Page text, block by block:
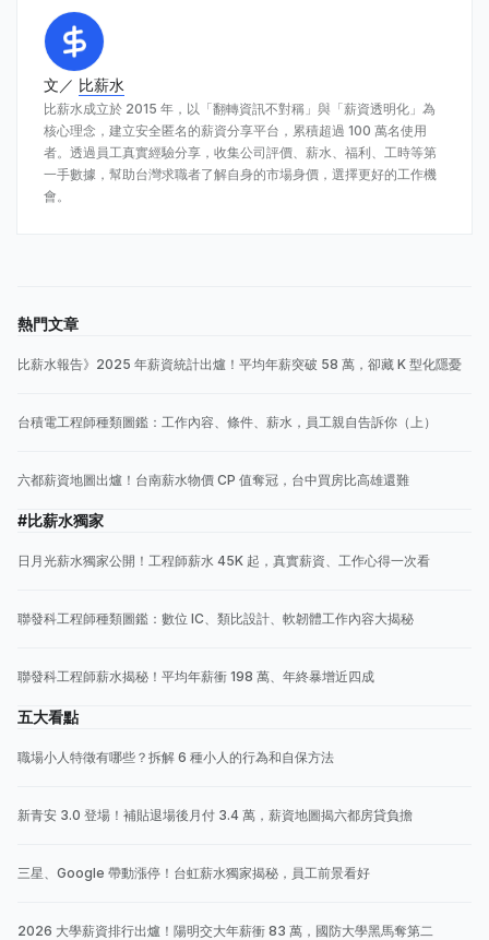
文／ 比薪水
比薪水成立於 2015 年，以「翻轉資訊不對稱」與「薪資透明化」為
核心理念，建立安全匿名的薪資分享平台，累積超過 100 萬名使用
者。透過員工真實經驗分享，收集公司評價、薪水、福利、工時等第
一手數據，幫助台灣求職者了解自身的市場身價，選擇更好的工作機
會。
熱門文章
比薪水報告》2025 年薪資統計出爐！平均年薪突破 58 萬，卻藏 K 型化隱憂
台積電工程師種類圖鑑：工作內容、條件、薪水，員工親自告訴你（上）
六都薪資地圖出爐！台南薪水物價 CP 值奪冠，台中買房比高雄還難
#比薪水獨家
日月光薪水獨家公開！工程師薪水 45K 起，真實薪資、工作心得一次看
聯發科工程師種類圖鑑：數位 IC、類比設計、軟韌體工作內容大揭秘
聯發科工程師薪水揭秘！平均年薪衝 198 萬、年終暴增近四成
五大看點
職場小人特徵有哪些？拆解 6 種小人的行為和自保方法
新青安 3.0 登場！補貼退場後月付 3.4 萬，薪資地圖揭六都房貸負擔
三星、Google 帶動漲停！台虹薪水獨家揭秘，員工前景看好
2026 大學薪資排行出爐！陽明交大年薪衝 83 萬，國防大學黑馬奪第二